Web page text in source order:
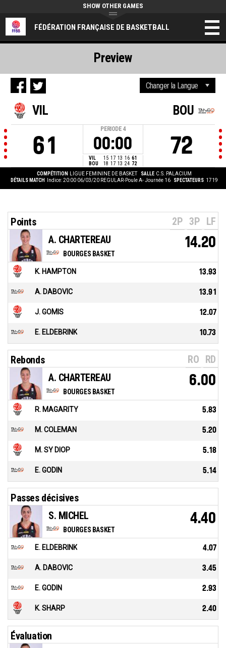
FÉDÉRATION FRANÇAISE DE BASKETBALL
SHOW OTHER GAMES
VIL
61
PERIODE 4
00:00
VIL 15 17 13 16 61
BOU
18 17 13 24 72
BOU
72
COMPÉTITION LIGUE FEMININE DE BASKET SALLE C.S. PALACIUM
DÉTAILS MATCH
Indice: 20:00 06/03/20 REGULAR-Poule A- Journée 16 SPECTATEURS 1719
Preview
Points 2P 3P LF
BOURGES BASKET
A. CHARTEREAU 14.20
K. HAMPTON 13.93
A. DABOVIC 13.91
J. GOMIS 12.07
E. ELDEBRINK 10.73
Rebonds RO RD
BOURGES BASKET
A. CHARTEREAU 6.00
R. MAGARITY 5.83
M. COLEMAN 5.20
M. SY DIOP 5.18
E. GODIN 5.14
Passes décisives
BOURGES BASKET
S. MICHEL 4.40
E. ELDEBRINK 4.07
A. DABOVIC 3.45
E. GODIN 2.93
K. SHARP 2.40
Évaluation